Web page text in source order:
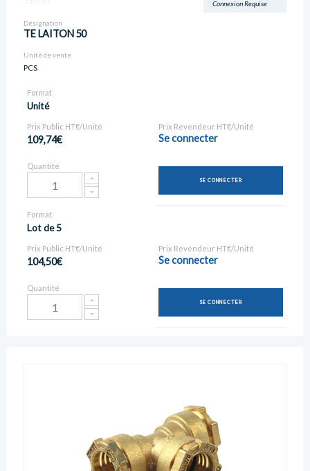
Connexion Requise
Désignation
TE LAITON 50
Unité de vente
PCS
Format
Unité
Prix Public HT€/Unité
109,74€
Prix Revendeur HT€/Unité
Se connecter
Quantité
SE CONNECTER
Format
Lot de 5
Prix Public HT€/Unité
104,50€
Prix Revendeur HT€/Unité
Se connecter
Quantité
SE CONNECTER